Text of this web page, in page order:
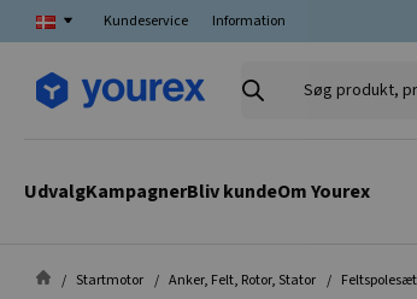
Kundeservice Information
Søg
UdvalgKampagnerBliv kundeOm Yourex
Startmotor Anker, Felt, Rotor, Stator